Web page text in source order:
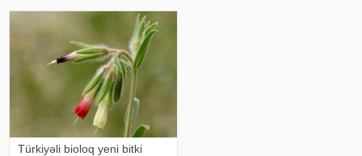
Universitetinin tədqiqatçıları işıq
şəraitinə görə rəngini dəyişə bilən
Türkiyəli bioloq yeni bitki